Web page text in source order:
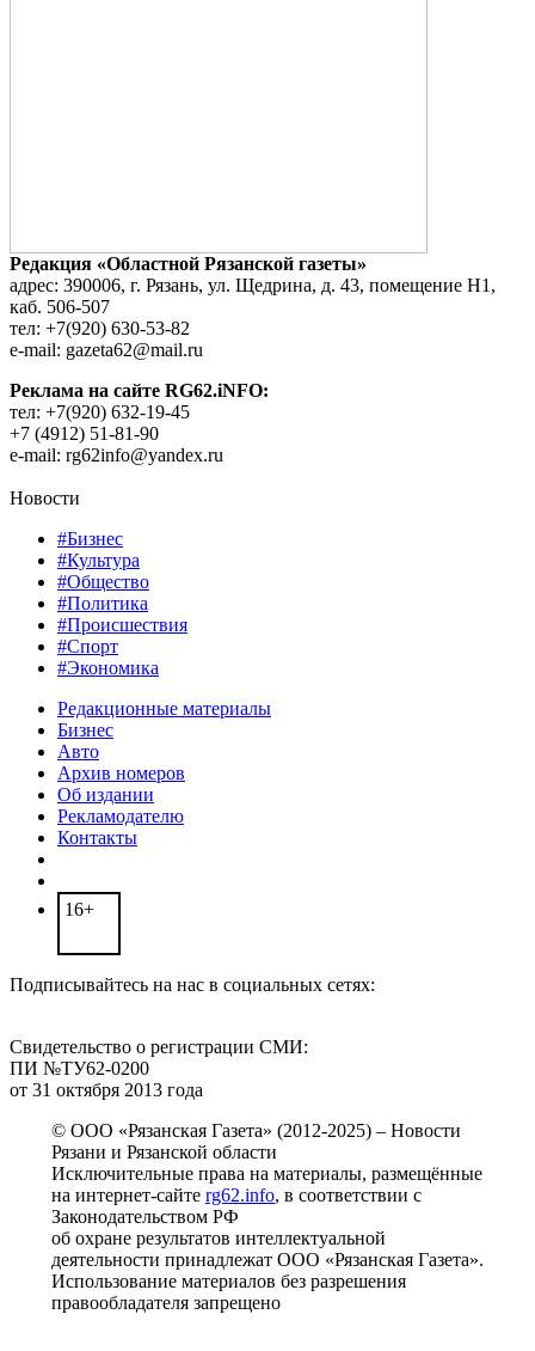
Редакция «Областной Рязанской газеты»
адрес: 390006, г. Рязань, ул. Щедрина, д. 43, помещение Н1,
каб. 506-507
тел: +7(920) 630-53-82
e-mail: gazeta62@mail.ru
Реклама на сайте RG62.iNFO:
тел: +7(920) 632-19-45
+7 (4912) 51-81-90
e-mail: rg62info@yandex.ru
Новости
#Бизнес
#Культура
#Общество
#Политика
#Происшествия
#Спорт
#Экономика
Редакционные материалы
Бизнес
Авто
Архив номеров
Об издании
Рекламодателю
Контакты
16+
Подписывайтесь на нас в социальных сетях:
Свидетельство о регистрации СМИ:
ПИ №ТУ62-0200
от 31 октября 2013 года
© ООО «Рязанская Газета» (2012-2025) – Новости
Рязани и Рязанской области
Исключительные права на материалы, размещённые
на интернет-сайте rg62.info, в соответствии с
Законодательством РФ
об охране результатов интеллектуальной
деятельности принадлежат ООО «Рязанская Газета».
Использование материалов без разрешения
правообладателя запрещено